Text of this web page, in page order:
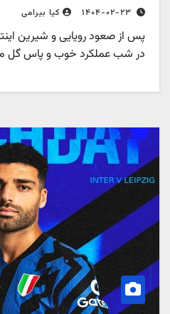
۱۴۰۴-۰۲-۲۳ کیا بیرامی
پس از صعود رویایی و شیرین
در شب عملکرد خوب و پاس گل